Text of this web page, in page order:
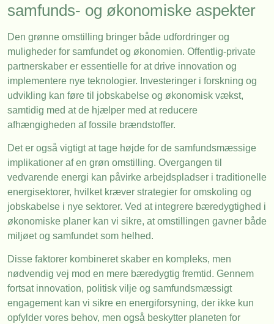
samfunds- og økonomiske aspekter
Den grønne omstilling bringer både udfordringer og
muligheder for samfundet og økonomien. Offentlig-private
partnerskaber er essentielle for at drive innovation og
implementere nye teknologier. Investeringer i forskning og
udvikling kan føre til jobskabelse og økonomisk vækst,
samtidig med at de hjælper med at reducere
afhængigheden af fossile brændstoffer.
Det er også vigtigt at tage højde for de samfundsmæssige
implikationer af en grøn omstilling. Overgangen til
vedvarende energi kan påvirke arbejdspladser i traditionelle
energisektorer, hvilket kræver strategier for omskoling og
jobskabelse i nye sektorer. Ved at integrere bæredygtighed i
økonomiske planer kan vi sikre, at omstillingen gavner både
miljøet og samfundet som helhed.
Disse faktorer kombineret skaber en kompleks, men
nødvendig vej mod en mere bæredygtig fremtid. Gennem
fortsat innovation, politisk vilje og samfundsmæssigt
engagement kan vi sikre en energiforsyning, der ikke kun
opfylder vores behov, men også beskytter planeten for